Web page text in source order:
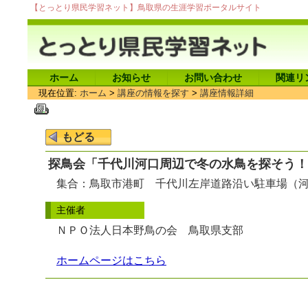
【とっとり県民学習ネット】鳥取県の生涯学習ポータルサイト
ホーム お知らせ お問い合わせ 関連リ
現在位置: ホーム > 講座の情報を探す > 講座情報詳細
探鳥会「千代川河口周辺で冬の水鳥を探そう
集合：鳥取市港町 千代川左岸道路沿い駐車場（
主催者
ＮＰＯ法人日本野鳥の会 鳥取県支部
ホームページはこちら